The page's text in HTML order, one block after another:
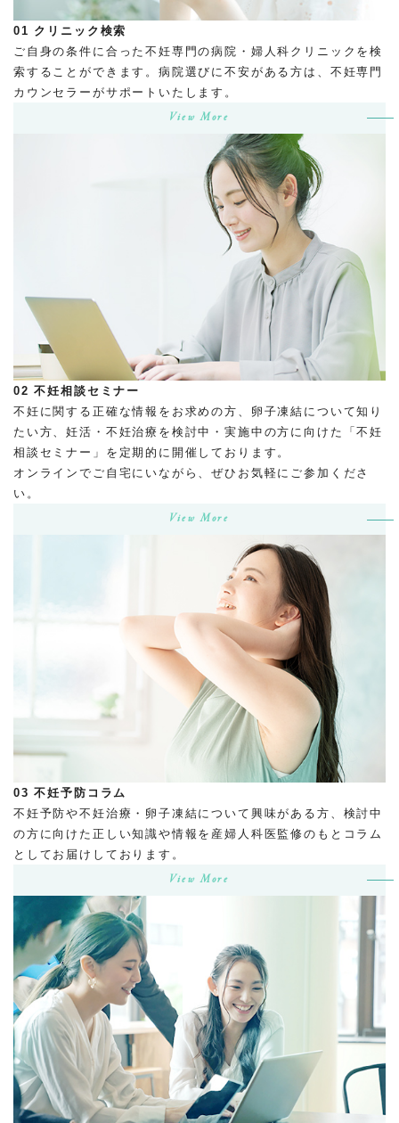
01 クリニック検索
ご自身の条件に合った不妊専門の病院・婦人科クリニックを検
索することができます。病院選びに不安がある方は、不妊専門
カウンセラーがサポートいたします。
View More
02 不妊相談セミナー
不妊に関する正確な情報をお求めの方、卵子凍結について知り
たい方、妊活・不妊治療を検討中・実施中の方に向けた「不妊
相談セミナー」を定期的に開催しております。
オンラインでご自宅にいながら、ぜひお気軽にご参加くださ
い。
View More
03 不妊予防コラム
不妊予防や不妊治療・卵子凍結について興味がある方、検討中
の方に向けた正しい知識や情報を産婦人科医監修のもとコラム
としてお届けしております。
View More